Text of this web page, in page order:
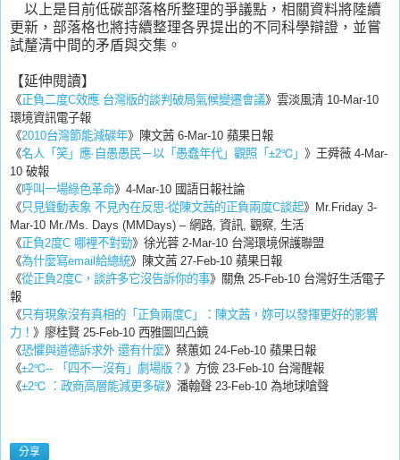
以上是目前低碳部落格所整理的爭議點，相關資料將陸續
更新，部落格也將持續整理各界提出的不同科學辯證，並嘗
試釐清中間的矛盾與交集。
【延伸閱讀】
《正負二度C效應 台灣版的談判破局氣候變遷會議》雲淡風清 10-Mar-10
環境資訊電子報
《2010台灣節能減碳年》陳文茜 6-Mar-10 蘋果日報
《名人「笑」應‧自愚愚民－以「愚蠢年代」觀照「±2℃」 》王舜薇 4-Mar-
10 破報
《呼叫一場綠色革命》4-Mar-10 國語日報社論
《只見聳動表象 不見內在反思-從陳文茜的正負兩度C談起》Mr.Friday 3-
Mar-10 Mr./Ms. Days (MMDays) – 網路, 資訊, 觀察, 生活
《正負2度C 哪裡不對勁》徐光蓉 2-Mar-10 台灣環境保護聯盟
《為什麼寫email給總統》陳文茜 27-Feb-10 蘋果日報
《從正負2度C，談許多它沒告訴你的事》關魚 25-Feb-10 台灣好生活電子
報
《只有現象沒有真相的「正負兩度C」：陳文茜，妳可以發揮更好的影響
力！ 》廖桂賢 25-Feb-10 西雅圖凹凸鏡
《恐懼與道德訴求外 還有什麼》蔡蕙如 24-Feb-10 蘋果日報
《±2℃-- 「四不一沒有」劇場版？ 》方儉 23-Feb-10 台灣醒報
《±2℃ ：政商高層能減更多碳》潘翰聲 23-Feb-10 為地球嗆聲
分享